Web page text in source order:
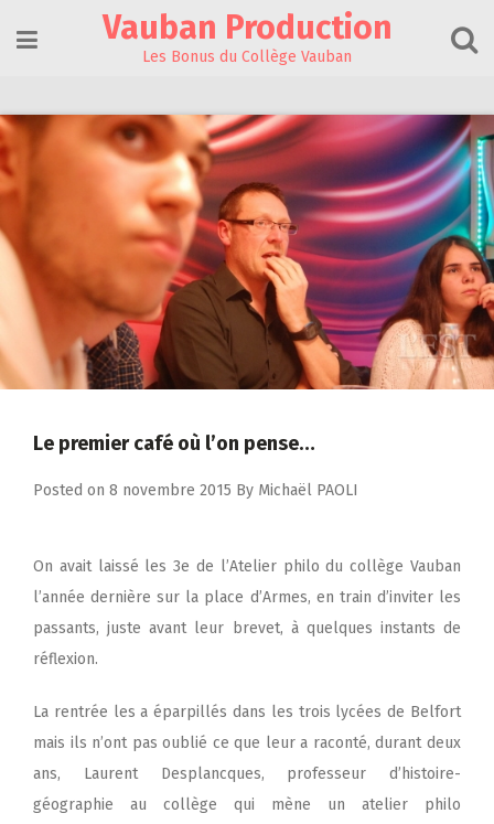
content
Vauban Production
Les Bonus du Collège Vauban
Le premier café où l’on pense…
Posted on 8 novembre 2015 By Michaël PAOLI
On avait laissé les 3e de l’Atelier philo du collège Vauban
l’année dernière sur la place d’Armes, en train d’inviter les
passants, juste avant leur brevet, à quelques instants de
réflexion.
La rentrée les a éparpillés dans les trois lycées de Belfort
mais ils n’ont pas oublié ce que leur a raconté, durant deux
ans, Laurent Desplancques, professeur d’histoire-
géographie au collège qui mène un atelier philo